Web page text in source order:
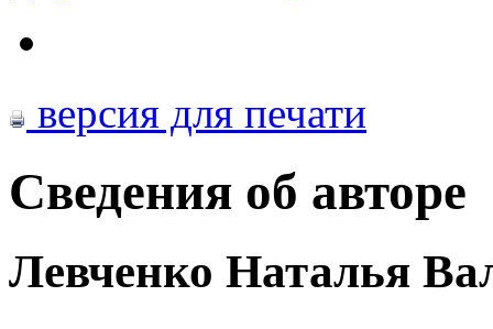
версия для печати
Сведения об авторе
Левченко Наталья